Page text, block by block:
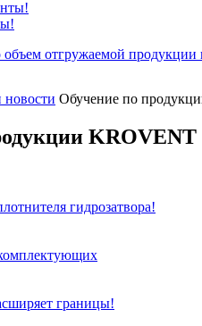
отгружаемой продукции
Обучение по
KROVENT
гидрозатвора!
границы!